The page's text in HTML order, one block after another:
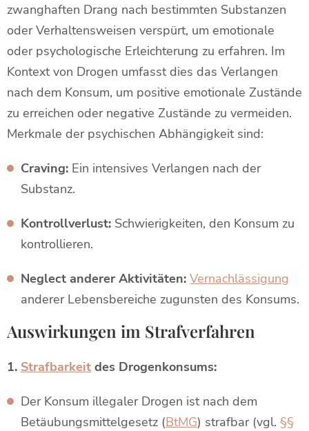
zwanghaften Drang nach bestimmten Substanzen
oder Verhaltensweisen verspürt, um emotionale
oder psychologische Erleichterung zu erfahren. Im
Kontext von Drogen umfasst dies das Verlangen
nach dem Konsum, um positive emotionale Zustände
zu erreichen oder negative Zustände zu vermeiden.
Merkmale der psychischen Abhängigkeit sind:
Craving: Ein intensives Verlangen nach der
Substanz.
Kontrollverlust: Schwierigkeiten, den Konsum zu
kontrollieren.
Neglect anderer Aktivitäten: Vernachlässigung
anderer Lebensbereiche zugunsten des Konsums.
Auswirkungen im Strafverfahren
1. Strafbarkeit des Drogenkonsums:
Der Konsum illegaler Drogen ist nach dem
Betäubungsmittelgesetz (BtMG) strafbar (vgl. §§